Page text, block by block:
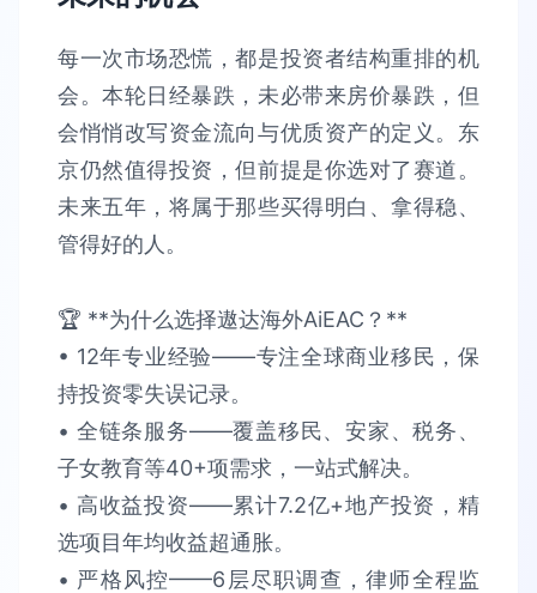
每一次市场恐慌，都是投资者结构重排的机
会。本轮日经暴跌，未必带来房价暴跌，但
会悄悄改写资金流向与优质资产的定义。东
京仍然值得投资，但前提是你选对了赛道。
未来五年，将属于那些买得明白、拿得稳、
管得好的人。
🏆 **为什么选择遨达海外AiEAC？**​​
• 12年专业经验​​——专注全球商业移民，保
持​​投资零失误​​记录。
• 全链条服务​​——覆盖移民、安家、税务、
子女教育等40+项需求，​​一站式解决​​。​​
• 高收益投资​​——累计​​7.2亿+​​地产投资，精
选项目​​年均收益超通胀​​。​​
• 严格风控​​——6层尽职调查，律师全程监